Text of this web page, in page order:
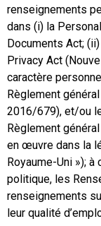
renseignements
dans (i) la
Documents Act;
Privacy Act
caractère
Règlement
2016/679), et/ou
Règlement
en œuvre dans la
Royaume-Uni »);
politique, les
renseignements
leur qualité